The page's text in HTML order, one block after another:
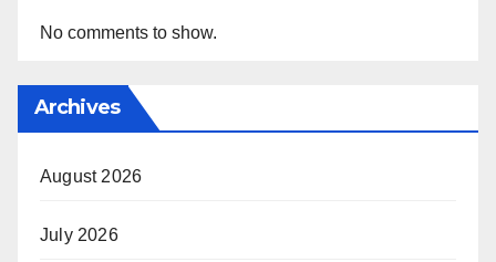
No comments to show.
Archives
August 2026
July 2026